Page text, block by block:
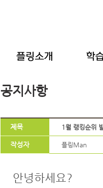
공지사항
제목 1월 랭킹순위
작성자 플링Man
안녕하세요?